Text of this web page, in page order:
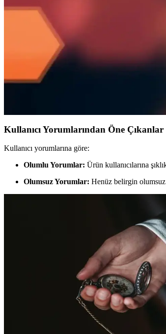
Apple Watch Mini: Kompakt Tasarımı
Apple Watch Mini, şık tasarımı ve gelişmiş
Huawei Watch GT 3 SE ve Samsung
İki popüler akıllı saatin özelliklerini ve kullanıcı
Zeblaze Vibe 7 Pro ile Günlük
Zeblaze Vibe 7 Pro, şık tasarımı, sağlık ve spor
Kullanıcı Yorumlarından Öne Çıkanlar
Kullanıcı yorumlarına göre:
Olumlu Yorumlar: Ürün kullanıcılarına
Olumsuz Yorumlar: Henüz belirgin